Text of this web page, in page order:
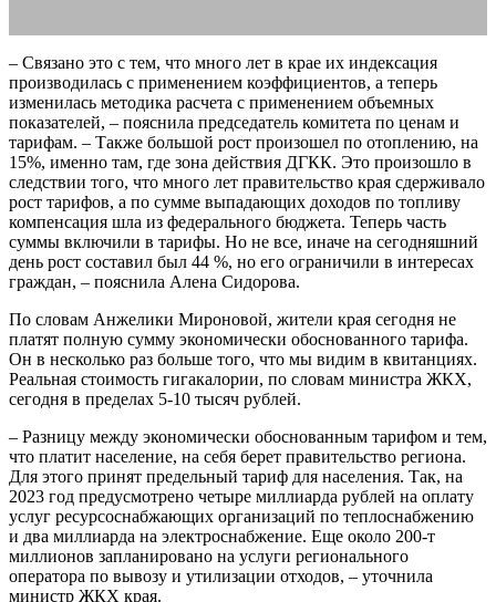
– Связано это с тем, что много лет в крае их индексация
производилась с применением коэффициентов, а теперь
изменилась методика расчета с применением объемных
показателей, – пояснила председатель комитета по ценам и
тарифам. – Также большой рост произошел по отоплению, на
15%, именно там, где зона действия ДГКК. Это произошло в
следствии того, что много лет правительство края сдерживало
рост тарифов, а по сумме выпадающих доходов по топливу
компенсация шла из федерального бюджета. Теперь часть
суммы включили в тарифы. Но не все, иначе на сегодняшний
день рост составил был 44 %, но его ограничили в интересах
граждан, – пояснила Алена Сидорова.
По словам Анжелики Мироновой, жители края сегодня не
платят полную сумму экономически обоснованного тарифа.
Он в несколько раз больше того, что мы видим в квитанциях.
Реальная стоимость гигакалории, по словам министра ЖКХ,
сегодня в пределах 5-10 тысяч рублей.
– Разницу между экономически обоснованным тарифом и тем,
что платит население, на себя берет правительство региона.
Для этого принят предельный тариф для населения. Так, на
2023 год предусмотрено четыре миллиарда рублей на оплату
услуг ресурсоснабжающих организаций по теплоснабжению
и два миллиарда на электроснабжение. Еще около 200-т
миллионов запланировано на услуги регионального
оператора по вывозу и утилизации отходов, – уточнила
министр ЖКХ края.